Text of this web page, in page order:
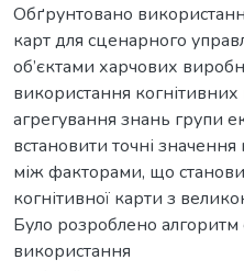
Обґрунтовано
карт для сценарного
об’єктами харчових
використання когнітивних
агрегування знань групи
встановити точні значення
між факторами, що
когнітивної карти з
Було розроблено алгоритм
використання